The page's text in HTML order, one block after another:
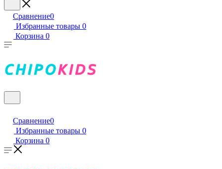
Сравнение0
Избранные товары 0
Корзина 0
Сравнение0
Избранные товары 0
Корзина 0